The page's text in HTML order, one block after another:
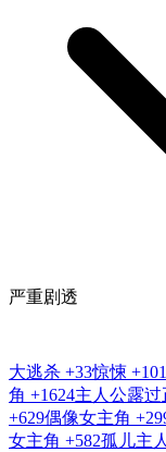
严重剧透
大逃杀 +33惊悚 +101
角 +1624主人公露过
+629偶像女主角
女主角 +582孤儿主